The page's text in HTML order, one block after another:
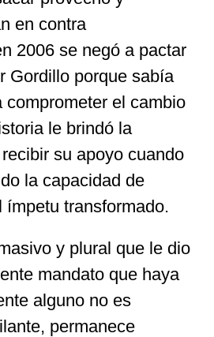
en contra
2006 se negó a pactar
Gordillo porque sabía
comprometer el cambio
le brindó la
su apoyo cuando
la capacidad de
ímpetu transformado.
y plural que le dio
mandato que haya
alguno no es
permanece